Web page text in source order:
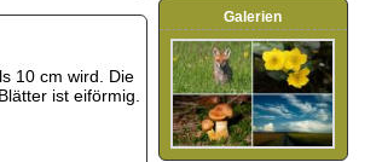
10 cm wird. Die
ist eiförmig.
Galerien